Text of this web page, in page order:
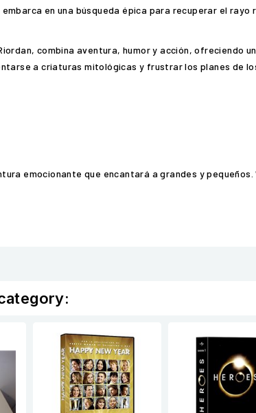
en una búsqueda épica para recuperar el
combina aventura, humor y acción, ofreciendo
a criaturas mitológicas y frustrar los planes de
emocionante que encantará a grandes y